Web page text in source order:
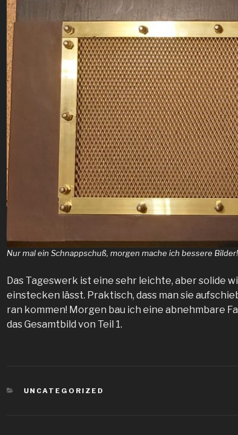
Nur mal ein Schnappschuß, morgen mache ich bessere Bilder!
Das Tageswerk ist eine sehr leichte, aber solide
einstecken lässt. Praktisch, dass man sie
ran kommen! Morgen bau ich eine abnehmbare
das Gesamtbild von Teil 1.
KATEGORIEN
UNCATEGORIZED